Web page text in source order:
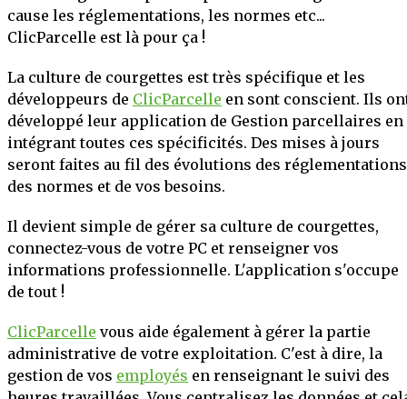
cause les réglementations, les normes etc...
ClicParcelle est là pour ça !
La culture de courgettes est très spécifique et les
développeurs de ClicParcelle en sont conscient. Ils
développé leur application de Gestion parcellaires en
intégrant toutes ces spécificités. Des mises à jours
seront faites au fil des évolutions des
des normes et de vos besoins.
Il devient simple de gérer sa culture de courgettes,
connectez-vous de votre PC et renseigner vos
informations professionnelle. L'application s'occupe
de tout !
ClicParcelle vous aide également à gérer la partie
administrative de votre exploitation. C'est à dire, la
gestion de vos employés en renseignant le suivi des